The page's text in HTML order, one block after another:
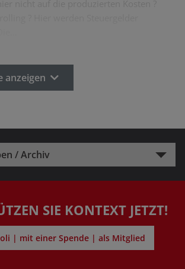
anzeigen
/ Archiv
SIE KONTEXT JETZT!
| mit einer Spende | als Mitglied